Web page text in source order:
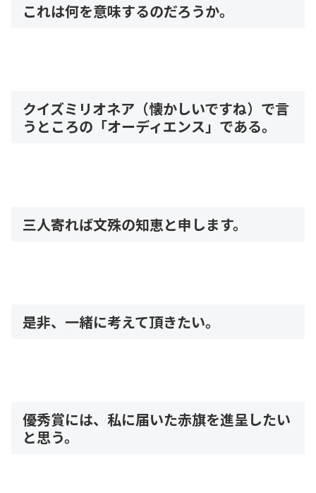
これは何を意味するのだろうか。
クイズミリオネア（懐かしいですね）で言
うところの「オーディエンス」である。
三人寄れば文殊の知恵と申します。
是非、一緒に考えて頂きたい。
優秀賞には、私に届いた赤旗を進呈したい
と思う。